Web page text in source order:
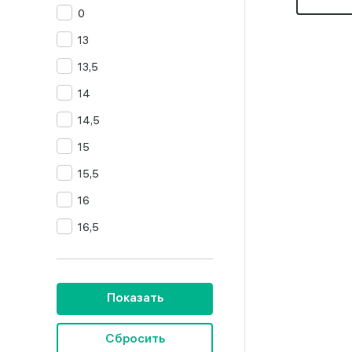
Хризолит
Янтарь
0
13
13,5
14
14,5
15
15,5
16
16,5
16,5-20
16-18
Показать
Сбросить